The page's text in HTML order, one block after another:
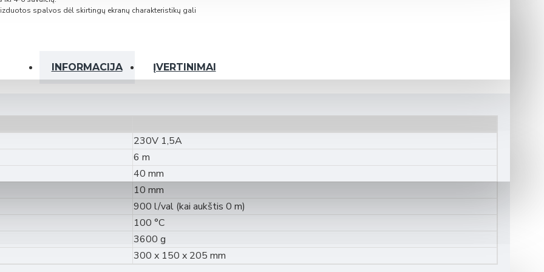
- AR-CH01E
Mono-Block (H karta) 12 kW
HP Mono-Block (H karta) 16 kW
spalvos dėl skirtingų ekranų charakteristikų gali
INFORMACIJA ĮVERTINIMAI
230V 1,5A
6 m
40 mm
10 mm
900 l/val (kai aukštis 0 m)
100 °C
3600 g
300 x 150 x 205 mm